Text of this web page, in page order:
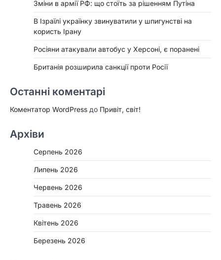
Зміни в армії РФ: що стоїть за рішенням Путіна
В Ізраїлі українку звинуватили у шпигунстві на
користь Ірану
Росіяни атакували автобус у Херсоні, є поранені
Британія розширила санкції проти Росії
Останні коментарі
Коментатор WordPress до Привіт, світ!
Архіви
Серпень 2026
Липень 2026
Червень 2026
Травень 2026
Квітень 2026
Березень 2026